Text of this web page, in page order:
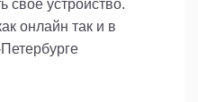
свое устройство.
онлайн так и в